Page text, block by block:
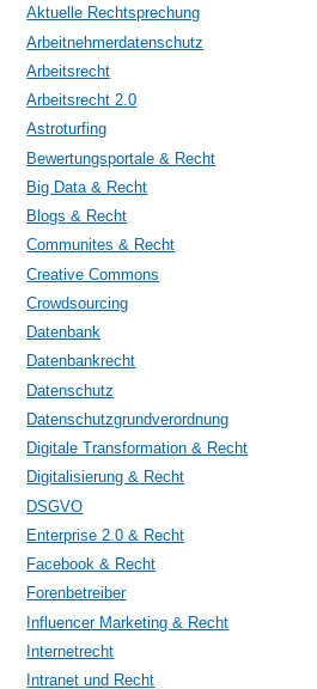
Aktuelle Rechtsprechung
Arbeitnehmerdatenschutz
Arbeitsrecht
Arbeitsrecht 2.0
Astroturfing
Bewertungsportale & Recht
Big Data & Recht
Blogs & Recht
Communites & Recht
Creative Commons
Crowdsourcing
Datenbank
Datenbankrecht
Datenschutz
Datenschutzgrundverordnung
Digitale Transformation & Recht
Digitalisierung & Recht
DSGVO
Enterprise 2.0 & Recht
Facebook & Recht
Forenbetreiber
Influencer Marketing & Recht
Internetrecht
Intranet und Recht